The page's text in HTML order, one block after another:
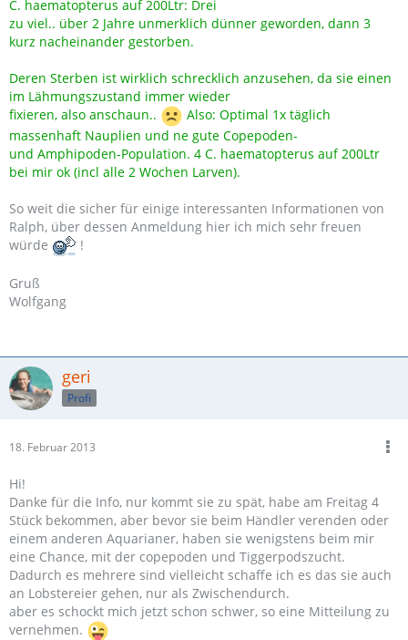
C. haematopterus auf 200Ltr: Drei
zu viel.. über 2 Jahre unmerklich dünner geworden, dann 3
kurz nacheinander gestorben.
Deren Sterben ist wirklich schrecklich anzusehen, da sie einen
im Lähmungszustand immer wieder
fixieren, also anschaun..
Also: Optimal 1x täglich
massenhaft Nauplien und ne gute Copepoden-
und Amphipoden-Population. 4 C. haematopterus auf 200Ltr
bei mir ok (incl alle 2 Wochen Larven).
So weit die sicher für einige interessanten Informationen von
Ralph, über dessen Anmeldung hier ich mich sehr freuen
würde
!
Gruß
Wolfgang
geri
Profi
18. Februar 2013
Hi!
Danke für die Info, nur kommt sie zu spät, habe am Freitag 4
Stück bekommen, aber bevor sie beim Händler verenden oder
einem anderen Aquarianer, haben sie wenigstens beim mir
eine Chance, mit der copepoden und Tiggerpodszucht.
Dadurch es mehrere sind vielleicht schaffe ich es das sie auch
an Lobstereier gehen, nur als Zwischendurch.
aber es schockt mich jetzt schon schwer, so eine Mitteilung zu
vernehmen.